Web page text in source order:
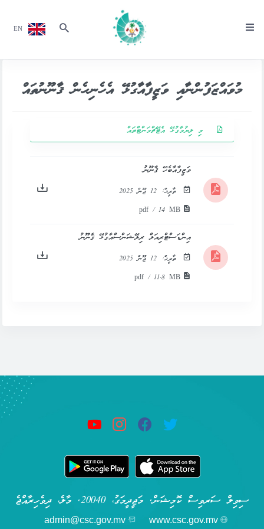
EN
މުވައްޒަފުންނާއި ވަޒީފާއާގުޅޭ އެހެނިހެން ޤާނޫނުތައް
މި ލިޔުމާގުޅޭ އެޓޭޗްމަންޓްތައް
ވަޒީފާއާބެހޭ ޤާނޫނު
ތާރީޚް: 12 ޖޫން 2025
pdf / 14 MB
އިންޑަސްޓްރިއަލް ރިލޭޝަންސްއާގުޅޭ ޤާނޫނު
ތާރީޚް: 12 ޖޫން 2025
pdf / 11.8 MB
ސިވިލް ސަރވިސް ކޮމިޝަން, މަޖީދީމަގު، 20040, މާލެ، ދިވެހިރާއްޖެ
www.csc.gov.mv
admin@csc.gov.mv